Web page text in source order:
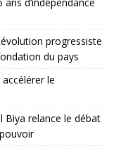
progressiste
du pays
le
Biya relance le débat